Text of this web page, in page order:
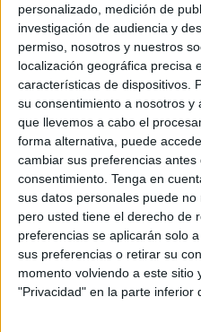
personalizado, medición de
investigación de audiencia y
permiso, nosotros y nuestros
localización geográfica precisa
características de dispositivos.
su consentimiento a nosotros y
que llevemos a cabo el
forma alternativa, puede
cambiar sus preferencias
consentimiento. Tenga en
sus datos personales puede
pero usted tiene el derecho de
preferencias se aplicarán solo
sus preferencias o retirar su
momento volviendo a este sitio
"Privacidad" en la parte inferior
El caballa demostró ser el
representar a España y en
Elciclistaceutí completó la
horas y 14 minutos siendo el
Una gran hazaña ya que ha
el Mundial de Gravel. Este
junto su otro compañero
esperar a la siguiente
meta en un tiempo de 4
categoría.